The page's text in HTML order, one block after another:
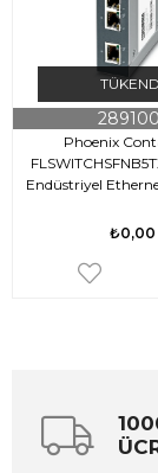
Phoenix
Endüstriyel
₺0,00